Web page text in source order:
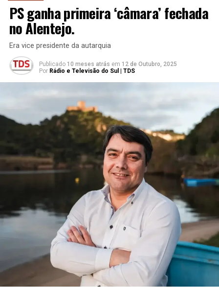
PS ganha primeira ‘câmara’ fechada
no Alentejo.
Era vice presidente da autarquia
Publicado 10 meses atrás em 12 de Outubro, 2025
Por Rádio e Televisão do Sul | TDS